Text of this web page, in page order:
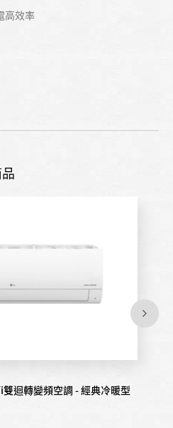
高效率
迴轉變頻空調 - 經典冷暖型